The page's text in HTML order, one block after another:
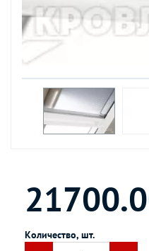
Количество, шт.